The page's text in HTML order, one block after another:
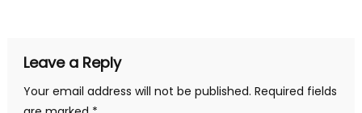
Leave a Reply
Your email address will not be published. Required fields